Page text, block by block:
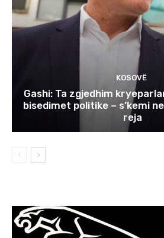
KOSOVË
Gashi: Ta zgjedhim
bisedimet politike – s’kemi
reja